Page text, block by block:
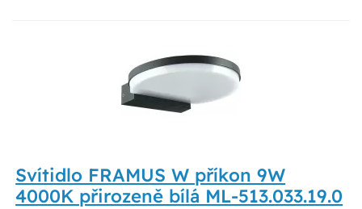
Svítidlo FRAMUS W příkon 9W
4000K přirozeně bílá ML-513.033.19.0